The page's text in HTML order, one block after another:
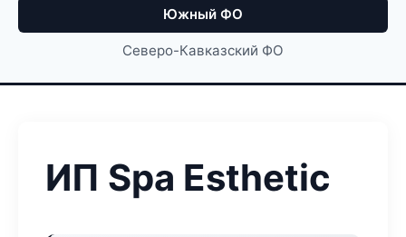
Южный ФО
Северо-Кавказский ФО
ИП Spa Esthetic